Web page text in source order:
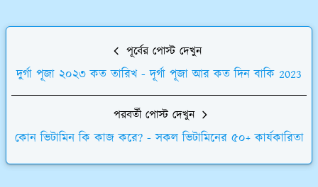
পূর্বের পোস্ট দেখুন
দুর্গা পূজা ২০২৩ কত তারিখ - দূর্গা পূজা আর কত দিন বাকি 2023
পরবর্তী পোস্ট দেখুন
কোন ভিটামিন কি কাজ করে? - সকল ভিটামিনের ৫০+ কার্যকারিতা